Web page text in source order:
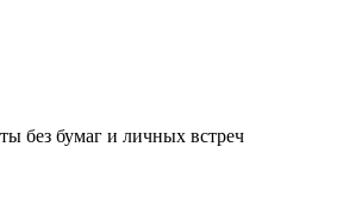
без бумаг и личных встреч